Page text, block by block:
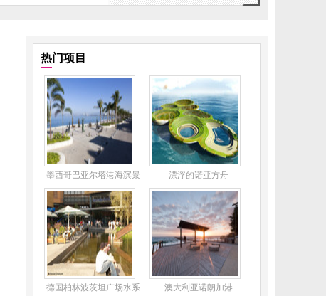
热门项目
墨西哥巴亚尔塔港海滨景
观
漂浮的诺亚方舟
德国柏林波茨坦广场水系
澳大利亚诺朗加港